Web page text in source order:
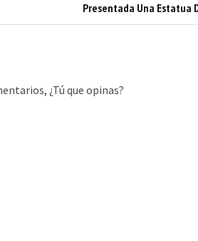
Presentada Una Estatua
¿Tú que opinas?